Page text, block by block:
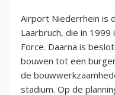
Airport Niederrhein is
Laarbruch, die in
Force. Daarna is
bouwen tot een
de
stadium. Op de